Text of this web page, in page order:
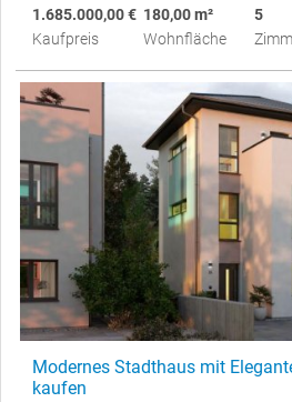
1.685.000,00 €
Kaufpreis
180,00 m²
Wohnfläche
5
Modernes Stadthaus mit
kaufen